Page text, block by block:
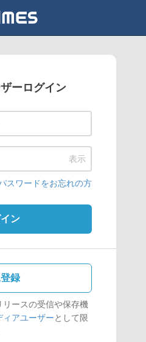
ーログイン
表示
スワードをお忘れの方
ン
録
ースの受信や保存機
ィアユーザーとして限